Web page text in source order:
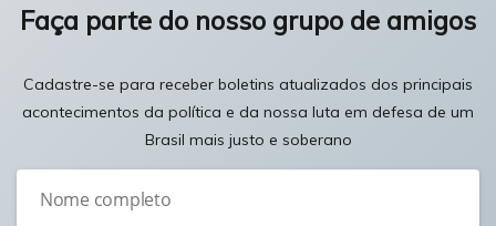
Faça parte do nosso grupo de amigos
Cadastre-se para receber boletins atualizados dos principais
acontecimentos da política e da nossa luta em defesa de um
Brasil mais justo e soberano